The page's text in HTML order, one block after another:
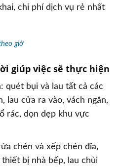
chi phí dịch vụ rẻ nhất
giờ
giúp việc sẽ thực hiện
quét bụi và lau tất cả các
lau cửa ra vào, vách ngăn,
rác, dọn dẹp khu vực
chén và xếp chén đĩa,
bị nhà bếp, lau chùi